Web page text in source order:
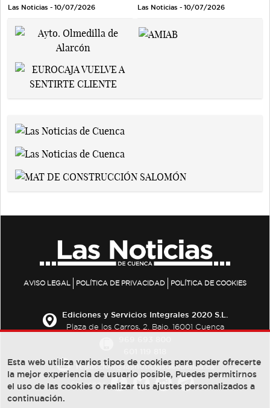
Las Noticias - 10/07/2026 Las Noticias - 10/07/2026
AVISO LEGAL POLÍTICA DE PRIVACIDAD POLÍTICA DE COOKIES
Ediciones y Servicios Integrales 2020 S.L.
Plaza de los Carros, 2. Bajo. 16001 Cuenca
redaccion@lasnoticiasdecuenca.es
Síguenos
Esta web utiliza varios tipos de cookies para poder ofrecerte
la mejor experiencia de usuario posible, Puedes permitirnos
el uso de las cookies o realizar tus ajustes personalizados a
continuación.